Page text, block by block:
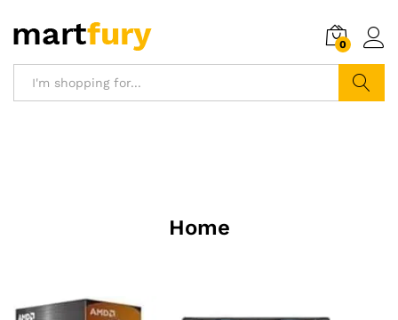
0
Home